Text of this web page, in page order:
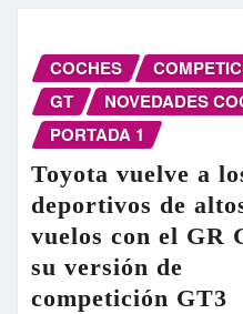
COCHES
GT
NOVEDADES
PORTADA 1
Toyota vuelve a
deportivos de
vuelos con el GR
su versión de
competición GT3